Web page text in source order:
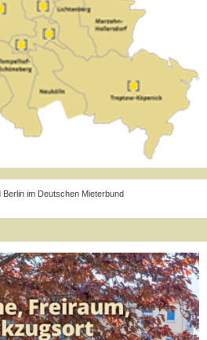
Berlin im Deutschen Mieterbund